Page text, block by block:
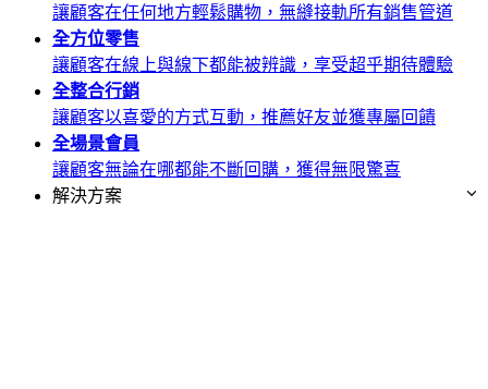
讓顧客在任何地方輕鬆購物，無縫接軌所有銷售管道
全方位零售
讓顧客在線上與線下都能被辨識，享受超乎期待體驗
全整合行銷
讓顧客以喜愛的方式互動，推薦好友並獲專屬回饋
全場景會員
讓顧客無論在哪都能不斷回購，獲得無限驚喜
解決方案